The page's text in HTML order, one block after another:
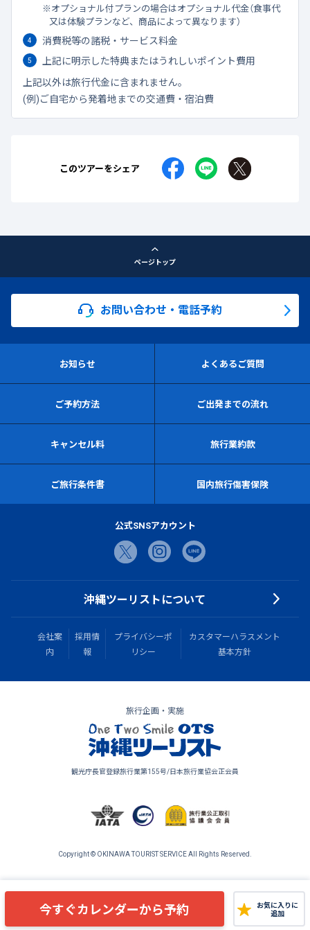
オプショナル付プランの場合はオプショナル代金（食事代
又は体験プランなど、商品によって異なります）
消費税等の諸税・サービス料金
上記に明示した特典またはうれしいポイント費用
上記以外は旅行代金に含まれません。
(例)ご自宅から発着地までの交通費・宿泊費
このツアーをシェア
今すぐカレンダーから予約
お気に入りに
追加
ページトップ
お問い合わせ・電話予約
お知らせ よくあるご質問
ご予約方法 ご出発までの流れ
キャンセル料 旅行業約款
ご旅行条件書 国内旅行傷害保険
公式SNSアカウント
沖縄ツーリストについて
会社案
内
採用情
報
プライバシーポ
リシー
カスタマーハラスメント
基本方針
旅行企画・実施
観光庁長官登録旅行業第155号/日本旅行業協会正会員
Copyright © OKINAWA TOURIST SERVICE All Rights Reserved.